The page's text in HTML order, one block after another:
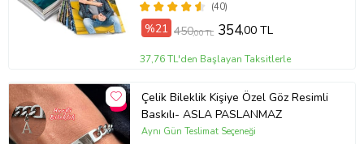
(40)
%21 450,00 TL 354,00 TL
37,76 TL'den Başlayan Taksitlerle
Çelik Bileklik Kişiye Özel Göz Resimli
Baskılı- ASLA PASLANMAZ
Aynı Gün Teslimat Seçeneği